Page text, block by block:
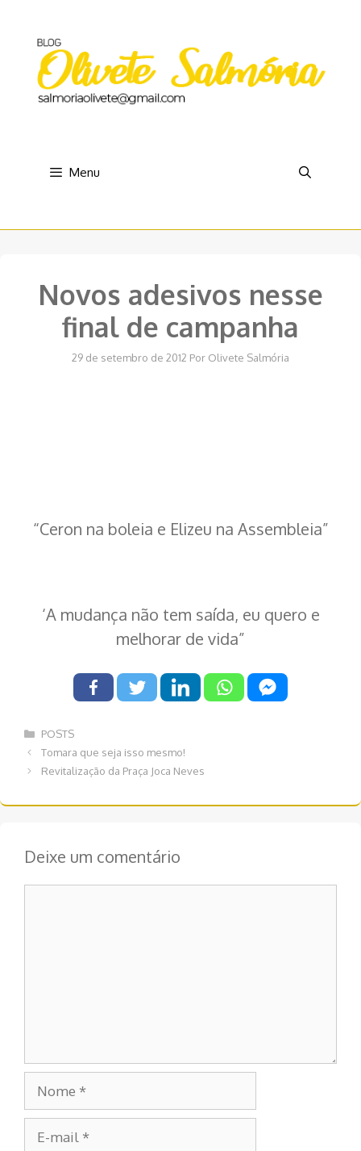
conteúdo
Menu
Novos adesivos nesse
final de campanha
29 de setembro de 2012 Por Olivete Salmória
“Ceron na boleia e Elizeu na Assembleia”
‘A mudança não tem saída, eu quero e
melhorar de vida”
Categorias
POSTS
Navegação
Tomara que seja isso mesmo!
Revitalização da Praça Joca Neves
Deixe um comentário
mail